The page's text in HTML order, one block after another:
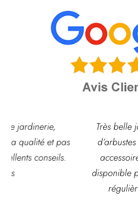
Très belle jardinerie, grand
d’arbustes mais également
accessoires de jardin.
disponible pour échanger et
régulièrement et ne suis